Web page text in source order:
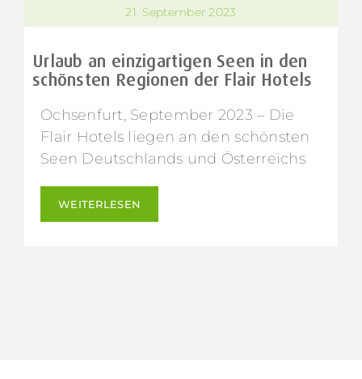
21. September 2023
Urlaub an einzigartigen Seen in den
schönsten Regionen der Flair Hotels
Ochsenfurt, September 2023 – Die
Flair Hotels liegen an den schönsten
Seen Deutschlands und Österreichs
WEITERLESEN